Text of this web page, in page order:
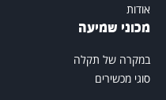
שמיעה
של תקלה
מכשירים